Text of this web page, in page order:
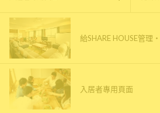
給SHARE HOUSE管理
入居者專用頁面